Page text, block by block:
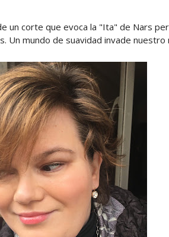
un corte que evoca la "Ita" de Nars
Un mundo de suavidad invade nuestro